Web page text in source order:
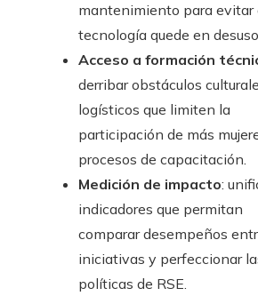
mantenimiento para evitar
tecnología quede en
Acceso a formación
derribar obstáculos
logísticos que limiten la
participación de más
procesos de capacitación.
Medición de impacto:
indicadores que permitan
comparar desempeños
iniciativas y perfeccionar
políticas de RSE.